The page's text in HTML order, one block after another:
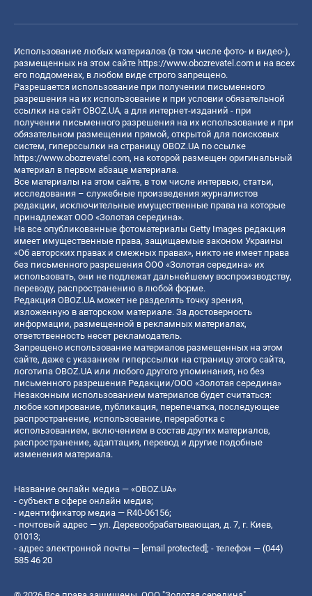
Использование любых материалов (в том числе фото- и видео-),
размещенных на этом сайте https://www.obozrevatel.com и на всех
его поддоменах, в любом виде строго запрещено.
Разрешается использование при получении письменного
разрешения на их использование и при условии обязательной
ссылки на сайт OBOZ.UA, а для интернет-изданий - при
получении письменного разрешения на их использование и при
обязательном размещении прямой, открытой для поисковых
систем, гиперссылки на страницу OBOZ.UA по ссылке
https://www.obozrevatel.com, на которой размещен оригинальный
материал в первом абзаце материала.
Все материалы на этом сайте, в том числе интервью, статьи,
исследования – служебные произведения журналистов
редакции, исключительные имущественные права на которые
принадлежат ООО «Золотая середина».
На все опубликованные фотоматериалы Getty Images редакция
имеет имущественные права, защищаемые законом Украины
«Об авторских правах и смежных правах», никто не имеет права
без письменного разрешения ООО «Золотая середина» их
использовать, они не подлежат дальнейшему воспроизводству,
переводу, распространению в любой форме.
Редакция OBOZ.UA может не разделять точку зрения,
изложенную в авторском материале. За достоверность
информации, размещенной в рекламных материалах,
ответственность несет рекламодатель.
Запрещено использование материалов размещенных на этом
сайте, даже с указанием гиперссылки на страницу этого сайта,
логотипа OBOZ.UA или любого другого упоминания, но без
письменного разрешения Редакции/ООО «Золотая середина»
Незаконным использованием материалов будет считаться:
любое копирование, публикация, перепечатка, последующее
распространение, использование, переработка с
использованием, включением в состав других материалов,
распространение, адаптация, перевод и другие подобные
изменения материала.
Название онлайн медиа — «OBOZ.UA»
- субъект в сфере онлайн медиа;
- идентификатор медиа — R40-06156;
- почтовый адрес — ул. Деревообрабатывающая, д. 7, г. Киев,
01013;
- адрес электронной почты — [email protected]; - телефон — (044)
585 46 20